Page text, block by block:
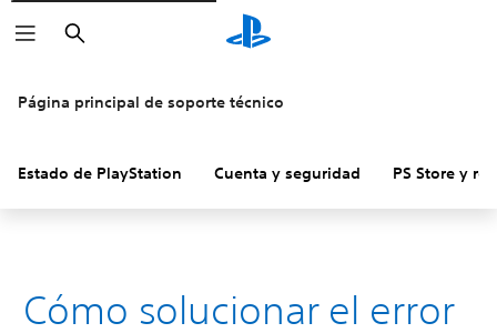
Buscar
Página principal de soporte técnico
Estado de PlayStation Cuenta y seguridad PS Store y
Cómo solucionar el error